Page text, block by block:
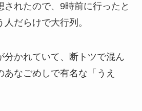
されたので、9時前に行ったと
だらけで大行列。
分かれていて、断トツで混ん
あなごめしで有名な「うえ